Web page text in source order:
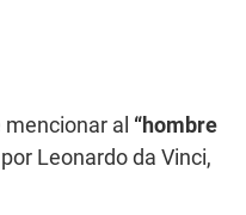
al “hombre
Leonardo da Vinci,